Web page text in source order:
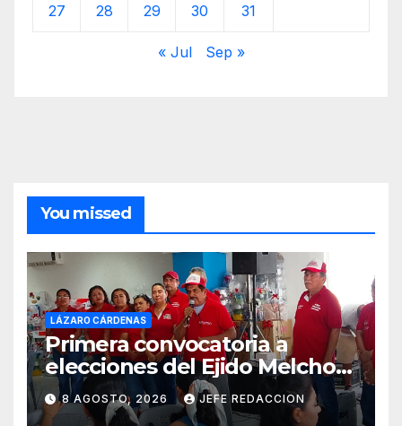
27 28 29 30 31
« Jul Sep »
You missed
LÁZARO CÁRDENAS
Primera convocatoria a
elecciones del Ejido Melchor
Ocampo en Lázaro Cárdenas
el domingo
8 AGOSTO, 2026 JEFE REDACCION